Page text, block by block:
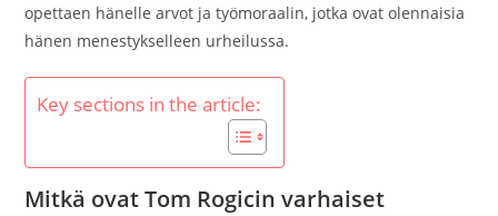
opettaen hänelle arvot ja työmoraalin, jotka ovat olennaisia
hänen menestykselleen urheilussa.
Key sections in the article:
Mitkä ovat Tom Rogicin varhaiset